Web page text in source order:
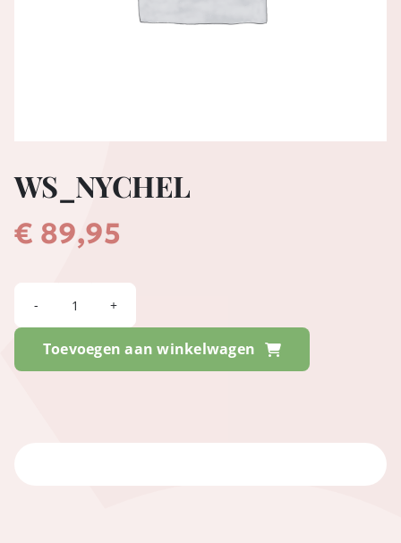
WS_NYCHEL
€ 89,95
WS_NYCHEL
aantal
Toevoegen aan winkelwagen